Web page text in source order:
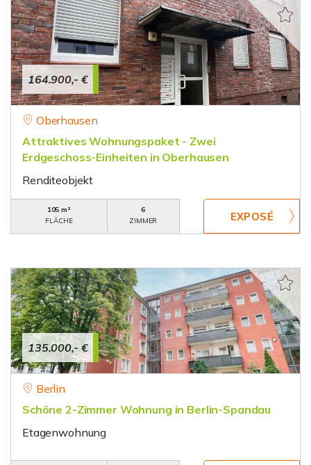
164.900,- €
Oberhausen
Attraktives Wohnungspaket - Zwei
Erdgeschoss-Einheiten in Oberhausen
Renditeobjekt
105 m²
FLÄCHE
6
ZIMMER
135.000,- €
Berlin
Schöne 2-Zimmer Wohnung in Berlin-Spandau
Etagenwohnung